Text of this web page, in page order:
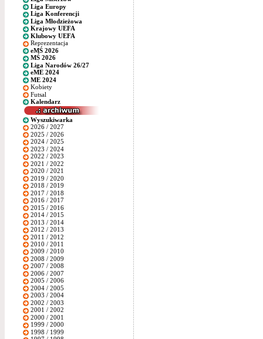
Liga Europy
Liga Konferencji
Liga Młodzieżowa
Krajowy UEFA
Klubowy UEFA
Reprezentacja
eMŚ 2026
MŚ 2026
Liga Narodów 26/27
eME 2024
ME 2024
Kobiety
Futsal
Kalendarz
Wyszukiwarka
2026 / 2027
2025 / 2026
2024 / 2025
2023 / 2024
2022 / 2023
2021 / 2022
2020 / 2021
2019 / 2020
2018 / 2019
2017 / 2018
2016 / 2017
2015 / 2016
2014 / 2015
2013 / 2014
2012 / 2013
2011 / 2012
2010 / 2011
2009 / 2010
2008 / 2009
2007 / 2008
2006 / 2007
2005 / 2006
2004 / 2005
2003 / 2004
2002 / 2003
2001 / 2002
2000 / 2001
1999 / 2000
1998 / 1999